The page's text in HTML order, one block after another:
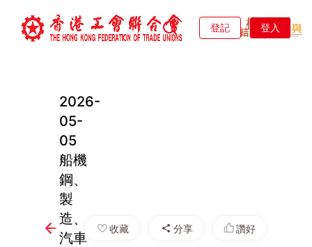
登記 登入
2026-
05-
05
船機
鋼、
製
造、
汽車
收藏 分享 讚好